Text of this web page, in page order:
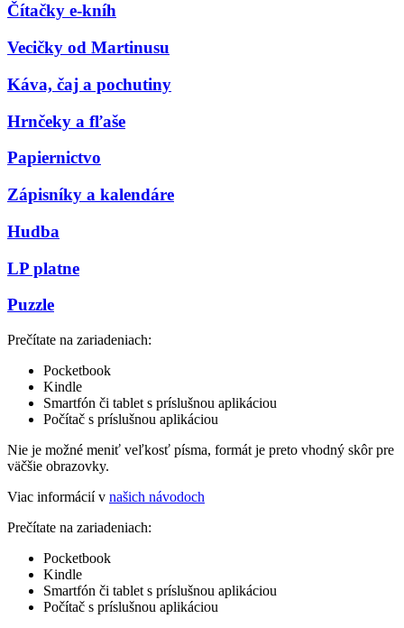
Čítačky e-kníh
Vecičky od Martinusu
Káva, čaj a pochutiny
Hrnčeky a fľaše
Papiernictvo
Zápisníky a kalendáre
Hudba
LP platne
Puzzle
Prečítate na zariadeniach:
Pocketbook
Kindle
Smartfón či tablet s príslušnou aplikáciou
Počítač s príslušnou aplikáciou
Nie je možné meniť veľkosť písma, formát je preto vhodný skôr pre
väčšie obrazovky.
Viac informácií v našich návodoch
Prečítate na zariadeniach:
Pocketbook
Kindle
Smartfón či tablet s príslušnou aplikáciou
Počítač s príslušnou aplikáciou